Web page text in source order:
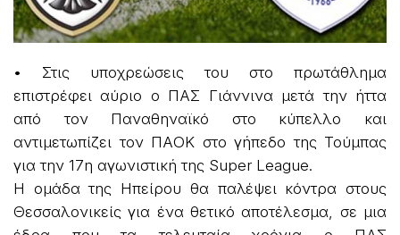
• Στις υποχρεώσεις του στο πρωτάθλημα
επιστρέφει αύριο ο ΠΑΣ Γιάννινα μετά την ήττα
από τον Παναθηναϊκό στο κύπελλο και
αντιμετωπίζει τον ΠΑΟΚ στο γήπεδο της Τούμπας
για την 17η αγωνιστική της Super League.
Η ομάδα της Ηπείρου θα παλέψει κόντρα στους
Θεσσαλονικείς για ένα θετικό αποτέλεσμα, σε μια